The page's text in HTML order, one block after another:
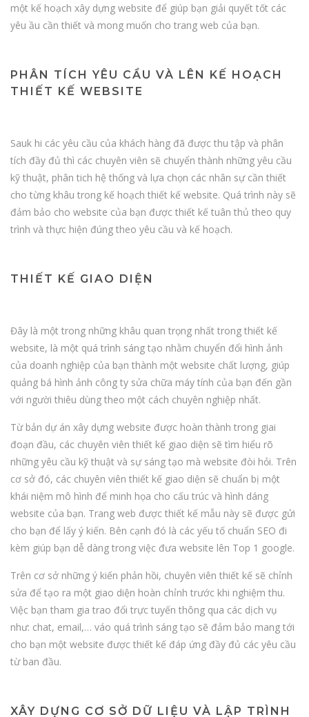
một kế hoạch xây dựng website để giúp bạn giải quyết tốt các
yêu ầu cần thiết và mong muốn cho trang web của bạn.
PHÂN TÍCH YÊU CẦU VÀ LÊN KẾ HOẠCH
THIẾT KẾ WEBSITE
Sauk hi các yêu cầu của khách hàng đã được thu tập và phân
tích đầy đủ thì các chuyên viên sẽ chuyển thành những yêu cầu
kỹ thuật, phân tich hệ thống và lựa chọn các nhân sự cần thiết
cho từng khâu trong kế hoạch thiết kế website. Quá trình này sẽ
đảm bảo cho website của bạn được thiết kế tuân thủ theo quy
trình và thực hiện đúng theo yêu cầu và kế hoạch.
THIẾT KẾ GIAO DIỆN
Đây là một trong những khâu quan trọng nhất trong thiết kế
website, là một quá trình sáng tạo nhằm chuyển đổi hình ảnh
của doanh nghiệp của bạn thành một website chất lượng, giúp
quảng bá hình ảnh công ty sửa chữa máy tính của bạn đến gần
với người thiêu dùng theo một cách chuyên nghiệp nhất.
Từ bản dự án xây dựng website được hoàn thành trong giai
đoạn đầu, các chuyên viên thiết kế giao diện sẽ tìm hiểu rõ
những yêu cầu kỹ thuật và sự sáng tạo mà website đòi hỏi. Trên
cơ sở đó, các chuyên viên thiết kế giao diện sẽ chuẩn bị một
khái niệm mô hình để minh họa cho cấu trúc và hình dáng
website của bạn. Trang web được thiết kế mẫu này sẽ được gửi
cho bạn để lấy ý kiến. Bên cạnh đó là các yếu tố chuẩn SEO đi
kèm giúp bạn dễ dàng trong việc đưa website lên Top 1 google.
Trên cơ sở những ý kiến phản hồi, chuyên viên thiết kế sẽ chỉnh
sửa để tạo ra một giao diện hoàn chỉnh trước khi nghiệm thu.
Việc bạn tham gia trao đổi trực tuyến thông qua các dịch vụ
như: chat, email,… váo quá trình sáng tạo sẽ đảm bảo mang tới
cho bạn một website được thiết kế đáp ứng đầy đủ các yêu cầu
từ ban đầu.
XÂY DỰNG CƠ SỞ DỮ LIỆU VÀ LẬP TRÌNH